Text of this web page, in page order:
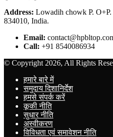
Address: Lowadih chowk P.
834010, India.
Email:
Call: +91 8540086934
© Copyright 2026, All Rights
हमारे बारे में
समुदाय दिशानिर्देश
हमसे संपर्क करें
कूकी नीति
सुधार नीति
अस्वीकरण
विविधता एवं समावेशन नीति